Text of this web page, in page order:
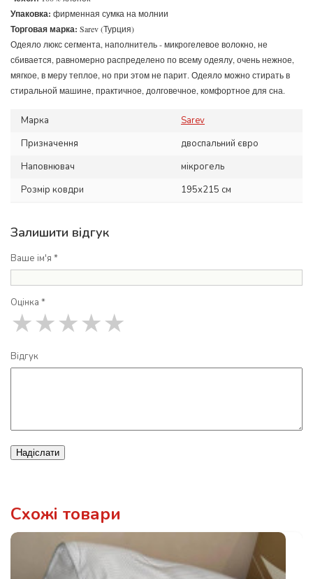
Упаковка: фирменная сумка на молнии
Торговая марка: Sarev (Турция)
Одеяло люкс сегмента, наполнитель - микрогелевое волокно, не
сбивается, равномерно распределено по всему одеялу, очень нежное,
мягкое, в меру теплое, но при этом не парит. Одеяло можно стирать в
стиральной машине, практичное, долговечное, комфортное для сна.
Марка
Sarev
Призначення
двоспальний євро
Наповнювач
мікрогель
Розмір ковдри
195x215 см
Залишити відгук
Ваше ім'я *
Оцінка *
★
★
★
★
★
Відгук
Надіслати
Схожі товари